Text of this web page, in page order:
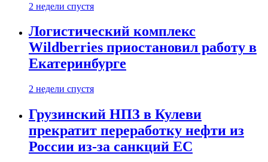
2 недели спустя
Логистический комплекс
Wildberries приостановил работу в
Екатеринбурге
2 недели спустя
Грузинский НПЗ в Кулеви
прекратит переработку нефти из
России из-за санкций ЕС